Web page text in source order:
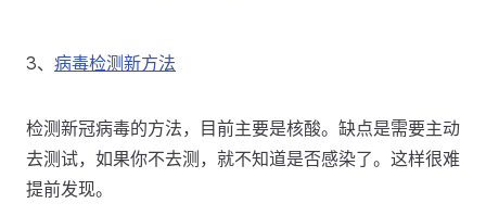
3、 病毒检测新方法
检测新冠病毒的方法，目前主要是核酸。缺点是需要主动
去测试，如果你不去测，就不知道是否感染了。这样很难
提前发现。